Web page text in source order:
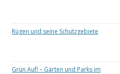
Rügen und seine Schutzgebiete
Grün Auf! – Gärten und Parks im